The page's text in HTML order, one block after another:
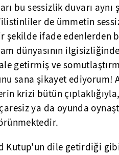
bu sessizlik duvarı
de ümmetin
şekilde ifade edenlerden
dünyasının
getirmiş ve
sana şikayet ediyorum!
krizi bütün
ya da oyunda
Kutup'un dile getirdiği